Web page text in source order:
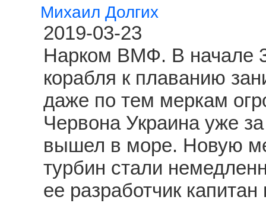
Михаил Долгих
2019-03-23
Нарком ВМФ. В начале
корабля к плаванию
даже по тем меркам
Червона Украина уже
вышел в море. Новую
турбин стали
ее разработчик